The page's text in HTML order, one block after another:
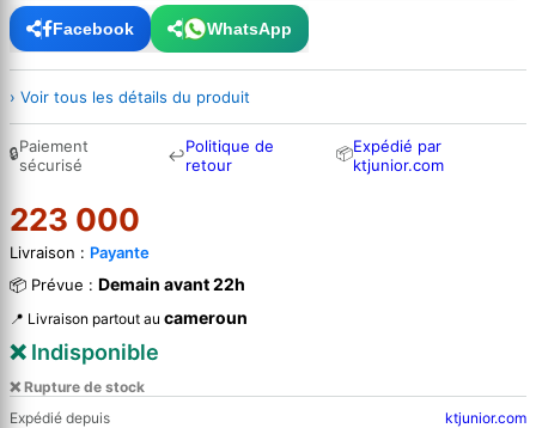
Facebook WhatsApp
› Voir tous les détails du produit
🔒Paiement
sécurisé
↩Politique de
retour
📦Expédié par
ktjunior.com
223 000
Livraison : Payante
📦 Prévue : Demain avant 22h
📍 Livraison partout au cameroun
❌ Indisponible
❌ Rupture de stock
Expédié depuis
ktjunior.com